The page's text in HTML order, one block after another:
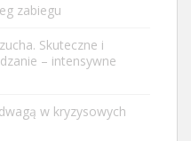
zabiegu
Skuteczne i
– intensywne
w kryzysowych